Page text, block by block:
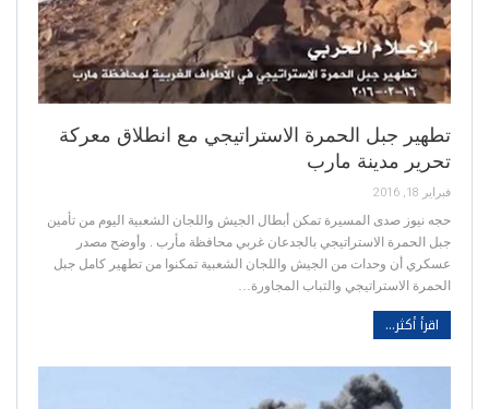
تطهير جبل الحمرة الاستراتيجي مع انطلاق معركة
تحرير مدينة مارب
فبراير 18, 2016
حجه نيوز صدى المسيرة تمكن أبطال الجيش واللجان الشعبية اليوم من تأمين
جبل الحمرة الاستراتيجي بالجدعان غربي محافظة مأرب . وأوضح مصدر
عسكري أن وحدات من الجيش واللجان الشعبية تمكنوا من تطهير كامل جبل
الحمرة الاستراتيجي والتباب المجاورة…
اقرأ أكثر...